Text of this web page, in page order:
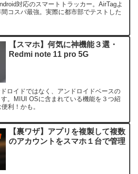
対応のスマートトラッカー。AirTagよ
コスパ最強。実際に都市部でテストした
【スマホ】何気に神機能３選・
Redmi note 11 pro 5G
ロイドではなく、アンドロイドベースの
。MIUI OSに含まれている機能を３つ紹
利！かも。
【裏ワザ】アプリを複製して複数
のアカウントをスマホ１台で管理